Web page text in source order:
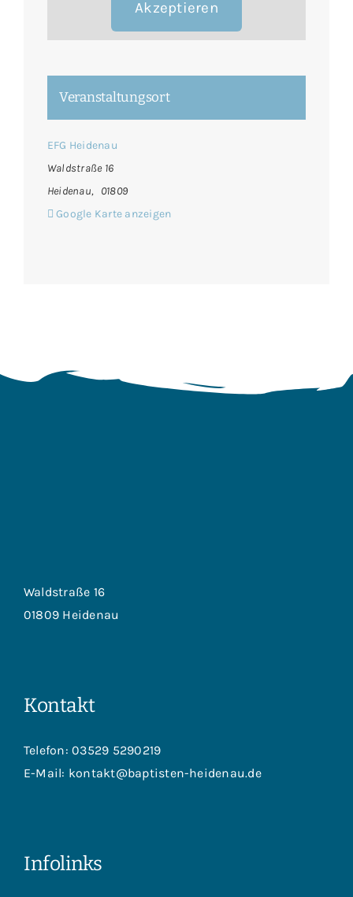
Veranstaltungsort
EFG Heidenau
Waldstraße 16
Heidenau, 01809
Google Karte anzeigen
Akzeptieren
Waldstraße 16
01809 Heidenau
Kontakt
Telefon:03529 5290219
E-Mail: kontakt@baptisten-heidenau.de
Infolinks